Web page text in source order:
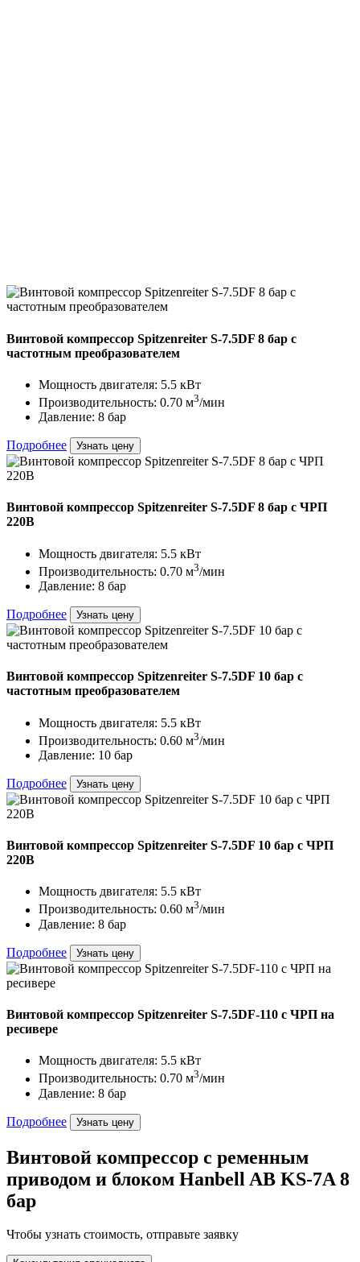
Винтовой компрессор Spitzenreiter S-7.5DF 8 бар с
частотным преобразователем
Мощность двигателя: 5.5 кВт
Производительность: 0.70 м3/мин
Давление: 8 бар
Подробнее Узнать цену
Винтовой компрессор Spitzenreiter S-7.5DF 8 бар с ЧРП
220В
Мощность двигателя: 5.5 кВт
Производительность: 0.70 м3/мин
Давление: 8 бар
Подробнее Узнать цену
Винтовой компрессор Spitzenreiter S-7.5DF 10 бар с
частотным преобразователем
Мощность двигателя: 5.5 кВт
Производительность: 0.60 м3/мин
Давление: 10 бар
Подробнее Узнать цену
Винтовой компрессор Spitzenreiter S-7.5DF 10 бар с ЧРП
220В
Мощность двигателя: 5.5 кВт
Производительность: 0.60 м3/мин
Давление: 8 бар
Подробнее Узнать цену
Винтовой компрессор Spitzenreiter S-7.5DF-110 с ЧРП на
ресивере
Мощность двигателя: 5.5 кВт
Производительность: 0.70 м3/мин
Давление: 8 бар
Подробнее Узнать цену
Винтовой компрессор с ременным
приводом и блоком Hanbell AB KS-7A 8
бар
Чтобы узнать стоимость, отправьте заявку